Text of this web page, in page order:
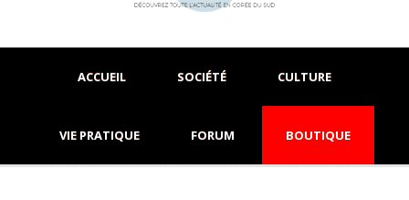
ACCUEIL SOCIÉTÉ CULTURE
VIE PRATIQUE FORUM BOUTIQUE